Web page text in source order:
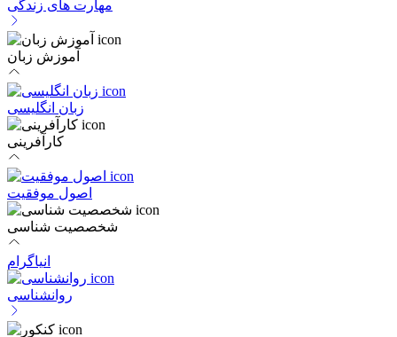
مهارت های زندگی
آموزش زبان
زبان انگلیسی
کارآفرینی
اصول موفقیت
شخصصیت شناسی
انیاگرام
روانشناسی